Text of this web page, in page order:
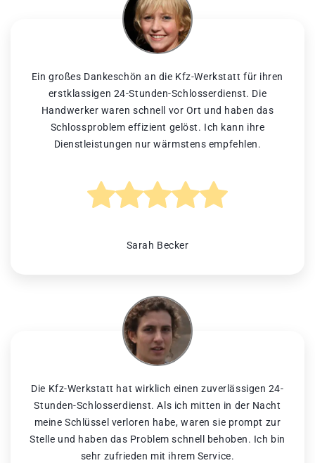
Ein großes Dankeschön an die Kfz-Werkstatt für ihren
erstklassigen 24-Stunden-Schlosserdienst. Die
Handwerker waren schnell vor Ort und haben das
Schlossproblem effizient gelöst. Ich kann ihre
Dienstleistungen nur wärmstens empfehlen.
Sarah Becker
Die Kfz-Werkstatt hat wirklich einen zuverlässigen 24-
Stunden-Schlosserdienst. Als ich mitten in der Nacht
meine Schlüssel verloren habe, waren sie prompt zur
Stelle und haben das Problem schnell behoben. Ich bin
sehr zufrieden mit ihrem Service.